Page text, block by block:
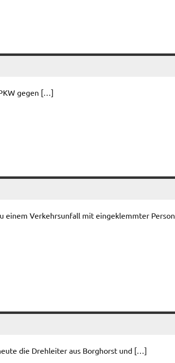
gegen […]
einem Verkehrsunfall mit eingeklemmter Person
die Drehleiter aus Borghorst und […]